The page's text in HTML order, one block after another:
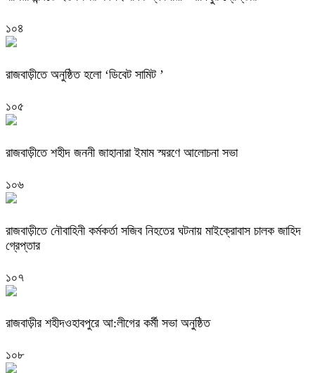
১০৪
রাজবাড়ীতে অনুষ্ঠিত হলো ‘ডিবেট সামিট ’
১০৫
রাজবাড়ীতে শহীদ জননী জাহানারা ইমাম স্মরণে আলোচনা সভা
১০৬
রাজবাড়ীতে নৌবাহিনী কর্মকর্তা সজিব নিহতের ঘটনায় মাইক্রোবাস চালক জাহিদ
গ্রেপ্তার
১০৭
রাজবাড়ীর শহীদওহাবপুরে আ:লীগের কর্মী সভা অনুষ্ঠিত
১০৮